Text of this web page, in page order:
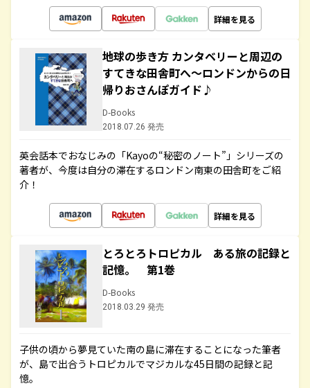
詳細を見る
地球の歩き方 カンタベリーと周辺の
すてきな田舎町へ～ロンドンからの日
帰りおさんぽガイド♪
D-Books
2018.07.26 発売
英会話本でおなじみの「Kayoの“秘密のノート”」シリーズの
著者が、今度は自分の滞在するロンドン南東の田舎町をご紹
介！
詳細を見る
とろとろトロピカル ある旅の記録と
記憶。 第1巻
D-Books
2018.03.29 発売
子供の頃から夢見ていた南の島に滞在することになった筆者
が、島で出合うトロピカルでマジカルな45日間の記録と記
憶。